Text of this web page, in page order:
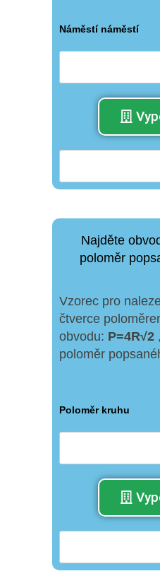
Náměstí náměstí
Najděte
poloměr
Vzorec pro
čtverce
obvodu: P=4R√2
poloměr
Poloměr kruhu